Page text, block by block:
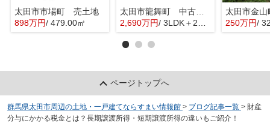
太田市市場町 売土地
898万円/ 479.00㎡
太田市龍舞町 中古戸建
2,690万円/ 3LDK＋2S(納戸)
太田市金
250万円/
ページトップへ
群馬県太田市周辺の土地・一戸建てならすまい情報館 > ブログ記事一覧 > 財産
分与にかかる税金とは？長期譲渡所得・短期譲渡所得の違いもご紹介！